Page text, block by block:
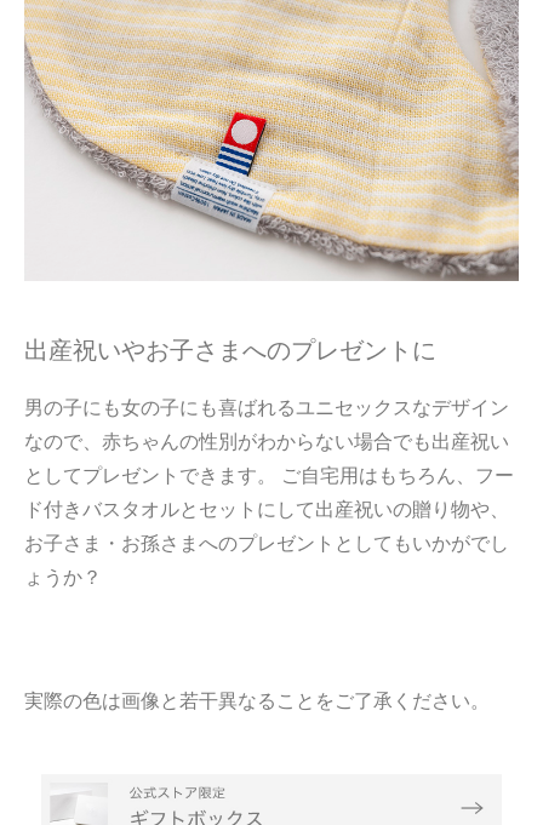
出産祝いやお子さまへのプレゼントに
男の子にも女の子にも喜ばれるユニセックスなデザイン
なので、赤ちゃんの性別がわからない場合でも出産祝い
としてプレゼントできます。 ご自宅用はもちろん、フー
ド付きバスタオルとセットにして出産祝いの贈り物や、
お子さま・お孫さまへのプレゼントとしてもいかがでし
ょうか？
実際の色は画像と若干異なることをご了承ください。